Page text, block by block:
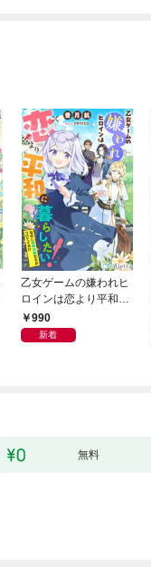
乙女ゲームの嫌われヒ
ロインは恋より平和に
暮らしたい！（なのに
攻略対象たちがついて
990
新着
無料